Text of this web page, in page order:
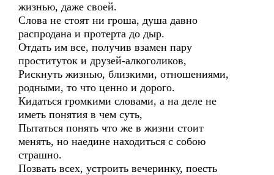
жизнью, даже своей.
Слова не стоят ни гроша, душа давно
распродана и протерта до дыр.
Отдать им все, получив взамен пару
проституток и друзей-алкоголиков,
Рискнуть жизнью, близкими, отношениями,
родными, то что ценно и дорого.
Кидаться громкими словами, а на деле не
иметь понятия в чем суть,
Пытаться понять что же в жизни стоит
менять, но наедине находиться с собою
страшно.
Позвать всех, устроить вечеринку, поесть